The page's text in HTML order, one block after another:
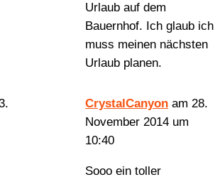
Urlaub auf dem
Bauernhof. Ich glaub ich
muss meinen nächsten
Urlaub planen.
CrystalCanyon am 28.
November 2014 um
10:40
Sooo ein toller